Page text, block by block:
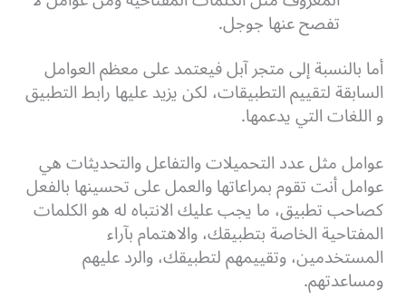
تفصح عنها جوجل.
أما بالنسبة إلى متجر آبل فيعتمد على معظم العوامل
السابقة لتقييم التطبيقات، لكن يزيد عليها رابط التطبيق
و اللغات التي يدعمها.
عوامل مثل عدد التحميلات والتفاعل والتحديثات هي
عوامل أنت تقوم بمراعاتها والعمل على تحسينها بالفعل
كصاحب تطبيق، ما يجب عليك الانتباه له هو الكلمات
المفتاحية الخاصة بتطبيقك، والاهتمام بآراء
المستخدمين، وتقييمهم لتطبيقك، والرد عليهم
ومساعدتهم.